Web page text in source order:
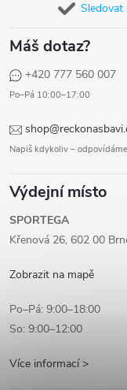
Sledovat
Máš dotaz?
+420 777 560 007
Po–Pá 10:00–17:00
Napiš kdykoliv –
Výdejní místo
SPORTEGA
Křenová 26, 602 00
Zobrazit na mapě
Po–Pá: 9:00–18:00
So: 9:00–12:00
Více informací >